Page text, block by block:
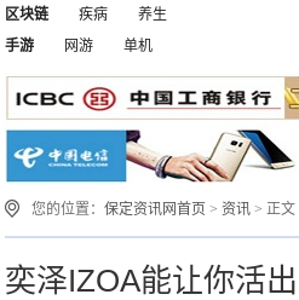
区块链
疾病
养生
手游
网游 单机
您的位置：保定资讯网首页 >资讯 > 正文
奕泽IZOA能让你活